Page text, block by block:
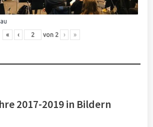
« ‹ von 2 › »
2017-2019 in Bildern